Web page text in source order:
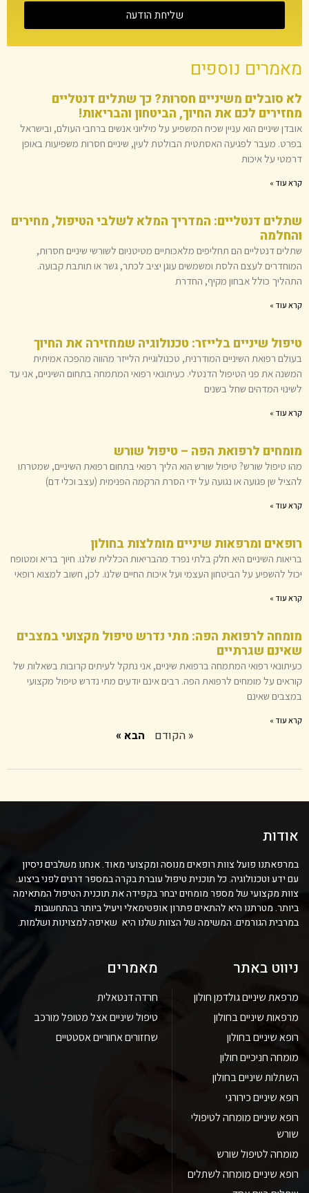
שליחת הודעה
מאמרים נוספים
לא סובלים משיניים חסרות? כך שתלים דנטליים
מחזירים לכם את החיוך, הביטחון והבריאות!
אובדן שיניים הוא עניין שכיח המשפיע על מיליוני אנשים ברחבי העולם, ובישראל
בפרט. מעבר לפגיעה האסתטית הבולטת לעין, שיניים חסרות משפיעות באופן
דרמטי על איכות
קרא עוד »
שתלים דנטליים: המדריך המלא לשלבי הטיפול, מחירים
והחלמה
שתלים דנטליים הם תחליפים מלאכותיים מטיטניום לשורשי שיניים חסרות,
המוחדרים לעצם הלסת ומשמשים עוגן יציב לכתר, גשר או תותבת קבועה.
התהליך כולל אבחון מקיף, החדרת
קרא עוד »
טיפול שיניים בלייזר: טכנולוגיה שמחזירה את החיוך
בעולם רפואת השיניים המודרנית, טכנולוגיית הלייזר מהווה מהפכה אמיתית
המשנה את פני הטיפול הדנטלי. כעיתונאי רפואי המתמחה בתחום השיניים, אני עד
לשינוי המדהים שחל בשנים
קרא עוד »
מומחים לרפואת הפה – טיפול שורש
מהו טיפול שורש? טיפול שורש הוא הליך רפואי בתחום רפואת השיניים, שמטרתו
להציל שן פגועה או נגועה על ידי הסרת הרקמה הפנימית (עצב וכלי דם)
קרא עוד »
רופאים ומרפאות שיניים מומלצות בחולון
בריאות השיניים היא חלק בלתי נפרד מהבריאות הכללית שלנו. חיוך בריא ומטופח
יכול להשפיע על הביטחון העצמי ועל איכות החיים שלנו. לכן, חשוב למצוא רופאי
קרא עוד »
מומחה לרפואת הפה: מתי נדרש טיפול מקצועי במצבים
שאינם שגרתיים
כעיתונאי רפואי המתמחה ברפואת שיניים, אני נתקל לעיתים קרובות בשאלות של
קוראים על מומחים לרפואת הפה. רבים אינם יודעים מתי נדרש טיפול מקצועי
במצבים שאינם
קרא עוד »
« הקודם הבא »
אודות
במרפאתנו פועל צוות רופאים מנוסה ומקצועי מאוד. אנחנו משלבים ניסיון
עם ידע וטכנולוגיה. כל תוכנית טיפול עוברת בקרה במספר דרגים לפני ביצוע.
צוות מקצועי של מספר מומחים יבחר בקפידה את תוכנית הטיפול המתאימה
ביותר. מטרתנו היא להתאים פתרון אופטימאלי ויעיל ביותר בהתחשבות
במרבית הגורמים. המשימה של הצוות שלנו היא שאיפה למצוינות ושלמות.
ניווט באתר
מרפאת שיניים גולדמן חולון
מרפאות שיניים בחולון
רופא שיניים בחולון
מומחה חניכיים חולון
השתלות שיניים בחולון
רופא שיניים כירורגי
רופא שיניים מומחה לטיפולי
שורש
מומחה לטיפול שורש
רופא שיניים מומחה לשתלים
מאמרים
חרדה דנטאלית
טיפול שיניים אצל מטופל מורכב
שחזורים אחוריים אסטטיים